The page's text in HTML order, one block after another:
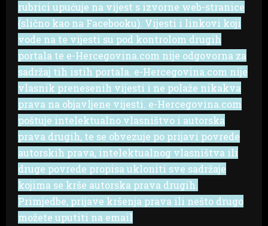
rubrici upućuje na vijest s izvorne web-stranice
(slično kao na Facebooku). Vijesti i linkovi koji
vode na te vijesti su pod kontrolom drugih
portala te e-Hercegovina.com nije odgovorna za
sadržaj tih istih portala. e-Hercegovina.com nije
vlasnik prenesenih vijesti i ne polaže nikakva
prava na objavljene vijesti. e-Hercegovina.com
poštuje intelektualno vlasništvo i autorska
prava drugih, te se obvezuje po prijavi povrede
autorskih prava, intelektualnog vlasništva ili
druge povrede propisa ukloniti sve sadržaje
kojima se krše autorska prava drugih.
Primjedbe, prijave kršenja prava ili nešto drugo
možete uputiti na email